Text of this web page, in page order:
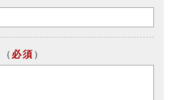
（ 必須 ）